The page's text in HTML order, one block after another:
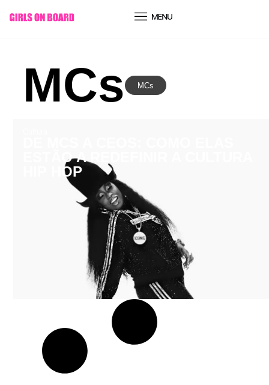
conteúdo
MCs MCs
ESTÃO A REDEFINIR A CULTURA
HIP HOP